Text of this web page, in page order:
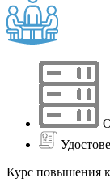
Курс повышения